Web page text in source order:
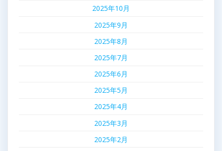
2025年10月
2025年9月
2025年8月
2025年7月
2025年6月
2025年5月
2025年4月
2025年3月
2025年2月